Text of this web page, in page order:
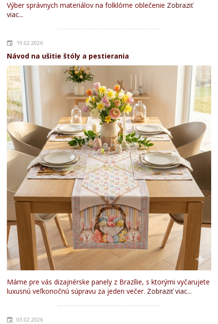
Výber správnych materiálov na folklórne oblečenie Zobraziť
viac...
19.02.2026
Návod na ušitie štóly a pestierania
Máme pre vás dizajnérske panely z Brazílie, s ktorými vyčarujete
luxusnú veľkonočnú súpravu za jeden večer. Zobraziť viac...
03.02.2026